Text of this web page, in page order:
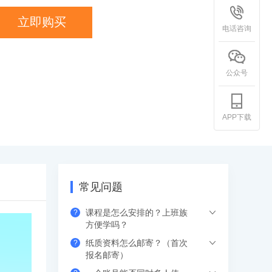
立即购买
常见问题
?
课程是怎么安排的？上班族
方便学吗？
希赛的直播课程都是安排在工作日的晚上
?
纸质资料怎么邮寄？（首次
报名邮寄）
电话咨询
公众号
APP下载